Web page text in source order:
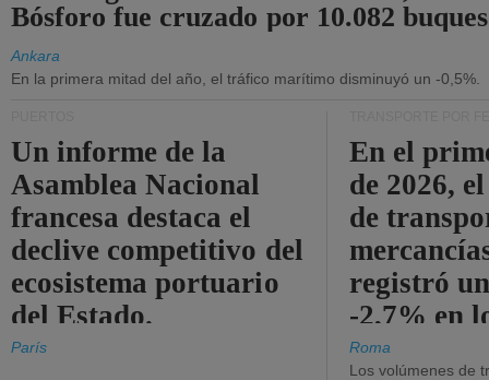
Bósforo fue cruzado por 10.082
Ankara
En la primera mitad del año, el tráfico marítimo disminuyó un -0,5%.
Un informe de la
Asamblea Nacional
francesa destaca el
declive competitivo del
ecosistema portuario
del Estado.
París
En el
de 2026,
de
registró
-2,7% en
Roma
Los volúmenes de